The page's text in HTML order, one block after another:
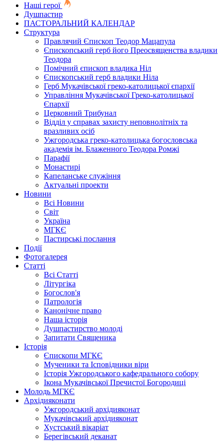
Наші герої
Душпастир
ПАСТОРАЛЬНИЙ КАЛЕНДАР
Структура
Правлячий Єпископ Теодор Мацапула
Єпископський герб його Преосвященства владики
Теодора
Помічний єпископ владика Ніл
Єпископський герб владики Ніла
Герб Мукачівської греко-католицької єпархії
Управління Мукачівської Греко-католицької
Єпархії
Церковний Трибунал
Відділ у справах захисту неповнолітніх та
вразливих осіб
Ужгородська греко-католицька богословська
академія ім. Блаженного Теодора Ромжі
Парафії
Монастирі
Капеланське служіння
Актуальні проекти
Новини
Всі Новини
Світ
Україна
МГКЄ
Пастирські послання
Події
Фотогалерея
Статті
Всі Статті
Літургіка
Богослов'я
Патрологія
Канонічне право
Наша історія
Душпастирство молоді
Запитати Священика
Історія
Єпископи МГКЄ
Мученики та Ісповідники віри
Історія Ужгородського кафедрального собору
Ікона Мукачівської Пречистої Богородиці
Молодь МГКЄ
Архідияконати
Ужгородський архідияконат
Мукачівський архідияконат
Хустський вікаріат
Берегівський деканат